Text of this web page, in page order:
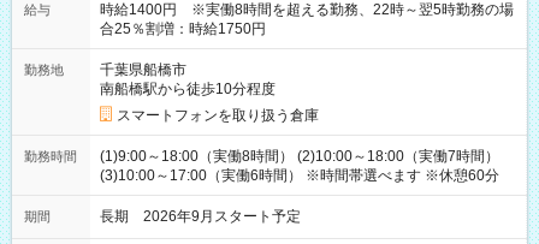
給与
時給1400円 ※実働8時間を超える勤務、22時～翌5時勤務の場
合25％割増：時給1750円
勤務地
千葉県船橋市
南船橋駅から徒歩10分程度
スマートフォンを取り扱う倉庫
勤務時間
(1)9:00～18:00（実働8時間） (2)10:00～18:00（実働7時間）
(3)10:00～17:00（実働6時間） ※時間帯選べます ※休憩60分
期間 長期 2026年9月スタート予定